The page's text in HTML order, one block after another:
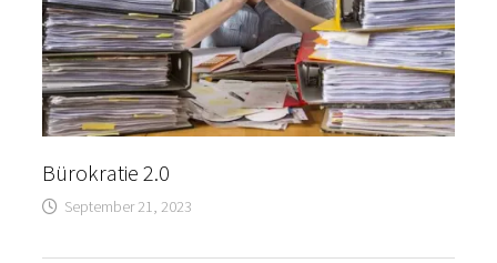
Bürokratie 2.0
September 21, 2023